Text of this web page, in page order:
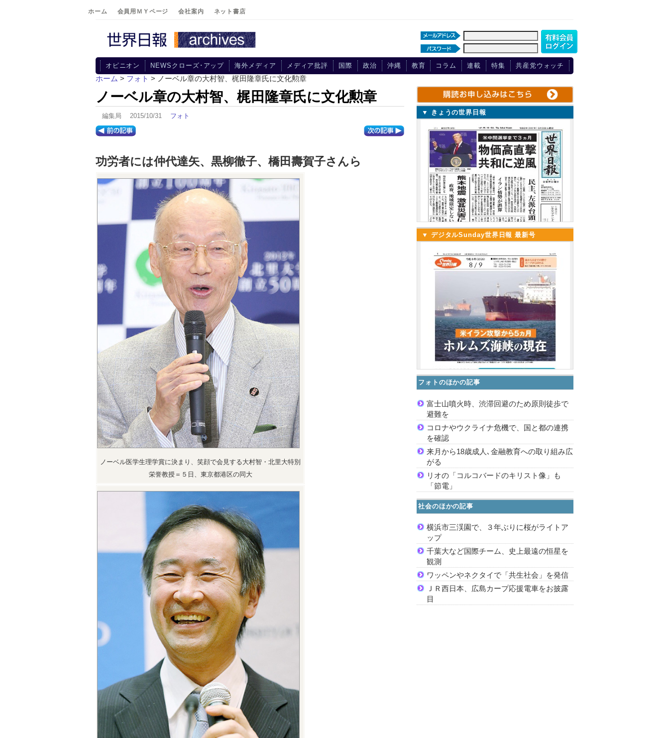
ホーム 会員用ＭＹページ 会社案内 ネット書店
オピニオン NEWSクローズ･アップ 海外メディア メディア批評 国際 政治 沖縄 教育 コラム 連載 特集 共産党ウォッチ
ホーム > フォト > ノーベル章の大村智、梶田隆章氏に文化勲章
ノーベル章の大村智、梶田隆章氏に文化勲章
編集局 2015/10/31 フォト
功労者には仲代達矢、黒柳徹子、橋田壽賀子さんら
ノーベル医学生理学賞に決まり、笑顔で会見する大村智・北里大特別
栄誉教授＝５日、東京都港区の同大
▼ きょうの世界日報
▼ デジタルSunday世界日報 最新号
フォトのほかの記事
富士山噴火時、渋滞回避のため原則徒歩で
避難を
コロナやウクライナ危機で、国と都の連携
を確認
来月から18歳成人､金融教育への取り組み広
がる
リオの「コルコバードのキリスト像」も
「節電」
社会のほかの記事
横浜市三渓園で、３年ぶりに桜がライトア
ップ
千葉大など国際チーム、史上最遠の恒星を
観測
ワッペンやネクタイで「共生社会」を発信
ＪＲ西日本、広島カープ応援電車をお披露
目